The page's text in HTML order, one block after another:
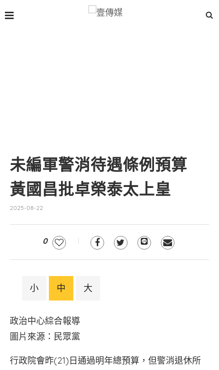
未編軍警消待遇條例預算
黃國昌批卓榮泰太上皇
2025-08-22
0
小 中 大
政治中心綜合報導
圖片來源：民眾黨
行政院會昨(21)日通過明年總預算，但警消退休所